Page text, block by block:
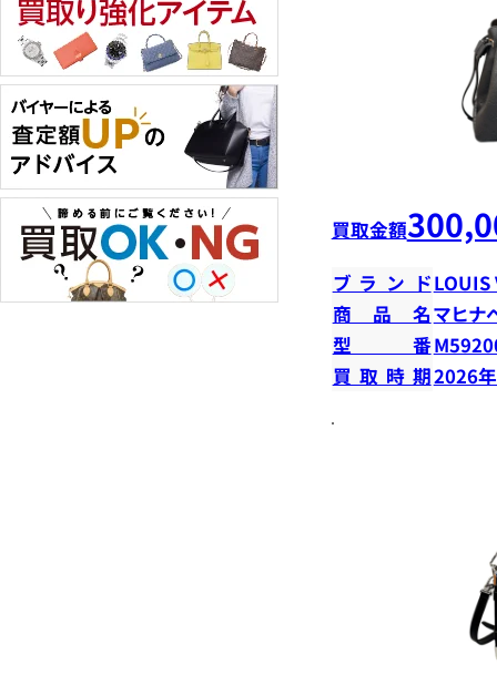
買取金額
ブランドLOUIS
商品名マヒナ
型番
買取時期2026